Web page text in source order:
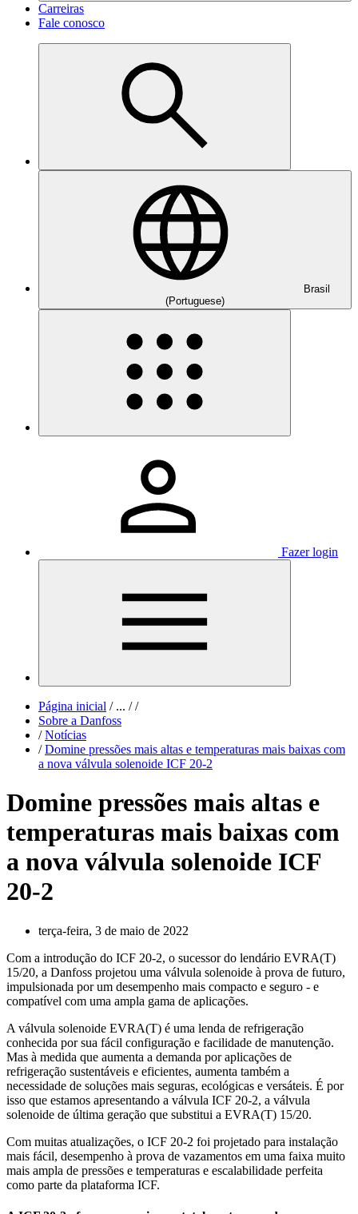
Carreiras
Fale conosco
Brasil
(Portuguese)
Fazer login
Página inicial /... / /
Sobre a Danfoss
/ Notícias
/ Domine pressões mais altas e temperaturas mais baixas com
a nova válvula solenoide ICF 20-2
Domine pressões mais altas e
temperaturas mais baixas com
a nova válvula solenoide ICF
20-2
terça-feira, 3 de maio de 2022
Com a introdução do ICF 20-2, o sucessor do lendário EVRA(T)
15/20, a Danfoss projetou uma válvula solenoide à prova de futuro,
impulsionada por um desempenho mais compacto e seguro - e
compatível com uma ampla gama de aplicações.
A válvula solenoide EVRA(T) é uma lenda de refrigeração
conhecida por sua fácil configuração e facilidade de manutenção.
Mas à medida que aumenta a demanda por aplicações de
refrigeração sustentáveis ​​e eficientes, aumenta também a
necessidade de soluções mais seguras, ecológicas e versáteis. É por
isso que estamos apresentando a válvula ICF 20-2, a válvula
solenoide de última geração que substitui a EVRA(T) 15/20.
Com muitas atualizações, o ICF 20-2 foi projetado para instalação
mais fácil, desempenho à prova de vazamentos em uma faixa muito
mais ampla de pressões e temperaturas e escalabilidade perfeita
como parte da plataforma ICF.